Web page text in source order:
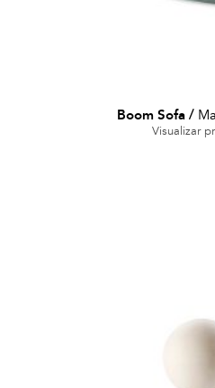
Boom Sofa /
Visualizar